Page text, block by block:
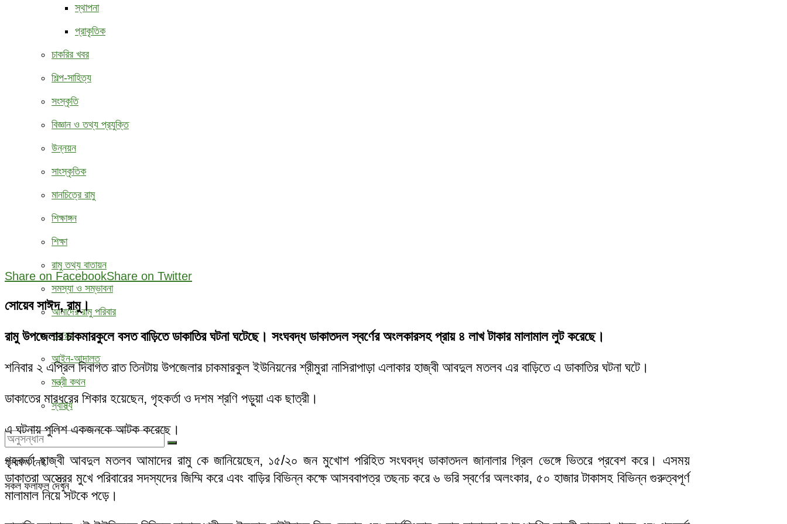
স্থাপনা
প্রাকৃতিক
চাকরির খবর
শিল্প-সাহিত্য
সংস্কৃতি
বিজ্ঞান ও তথ্য প্রযুক্তি
উন্নয়ন
সাংস্কৃতিক
মানচিত্রে রামু
শিক্ষাঙ্গন
শিক্ষা
রামু তথ্য বাতায়ন
সমস্যা ও সম্ভাবনা
আমাদের রামু পরিবার
অপরাধ
আইন-আদালত
মন্ত্রী কথন
স্বাস্থ্য
ফলাফল নেই
সকল ফলাফল দেখুন
Share on FacebookShare on Twitter
সোয়েব সাঈদ, রামু।
রামু উপজেলার চাকমারকুলে বসত বাড়িতে ডাকাতির ঘটনা ঘটেছে। সংঘবদ্ধ ডাকাতদল স্বর্ণের অংলকারসহ প্রায় ৪ লাখ টাকার মালামাল লুট করেছে।
শনিবার ২ এপ্রিল দিবাগত রাত তিনটায় উপজেলার চাকমারকুল ইউনিয়নের শ্রীমুরা নাসিরাপাড়া এলাকার হাজ্বী আবদুল মতলব এর বাড়িতে এ ডাকাতির ঘটনা ঘটে।
ডাকাতের মারধরের শিকার হয়েছেন, গৃহকর্তা ও দশম শ্রণি পড়ুয়া এক ছাত্রী।
এ ঘটনায় পুলিশ একজনকে আটক করেছে।
গৃহকর্তা হাজ্বী আবদুল মতলব আমাদের রামু কে জানিয়েছেন, ১৫/২০ জন মুখোশ পরিহিত সংঘবদ্ধ ডাকাতদল জানালার গ্রিল ভেঙ্গে ভিতরে প্রবেশ করে। এসময়
ডাকাতরা অস্ত্রের মুখে পরিবারের সদস্যদের জিম্মি করে এবং বাড়ির বিভিন্ন কক্ষে আসববাপত্র তছনচ করে ৬ ভরি স্বর্ণের অলংকার, ৫০ হাজার টাকাসহ বিভিন্ন গুরুত্বপূর্ণ
মালামাল নিয়ে সটকে পড়ে।